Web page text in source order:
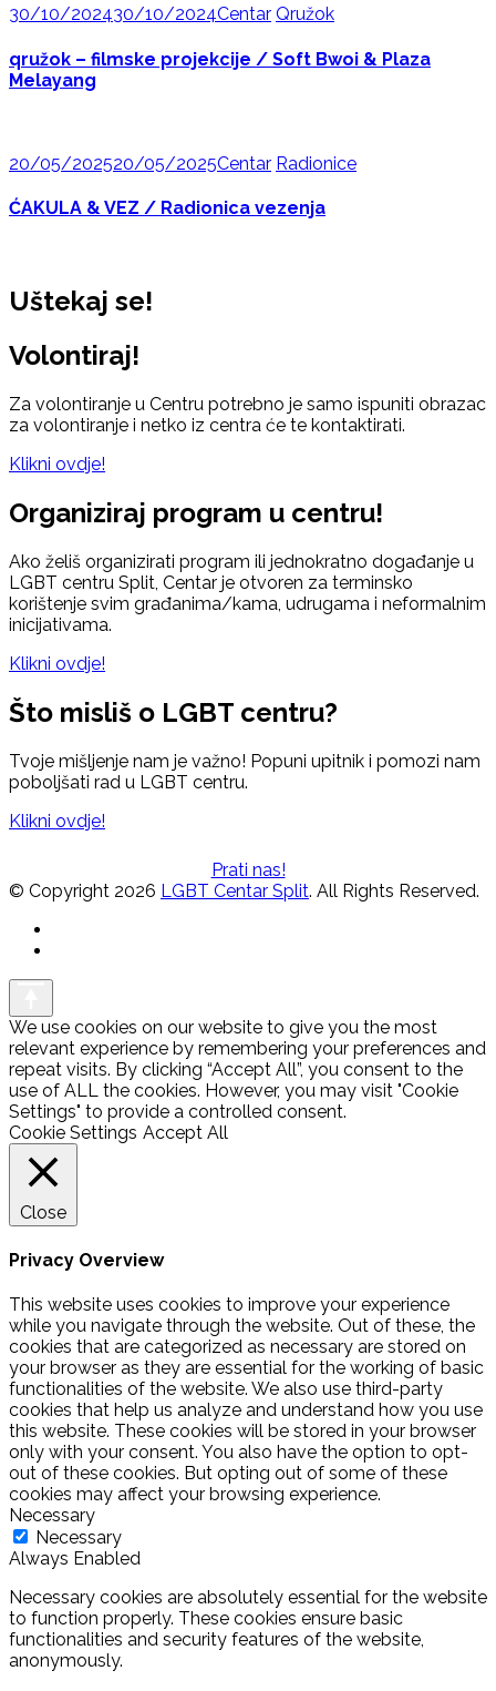
30/10/202430/10/2024Centar Qružok
qružok – filmske projekcije / Soft Bwoi & Plaza
Melayang
20/05/202520/05/2025Centar Radionice
ĆAKULA & VEZ / Radionica vezenja
Uštekaj se!
Volontiraj!
Za volontiranje u Centru potrebno je samo ispuniti obrazac
za volontiranje i netko iz centra će te kontaktirati.
Klikni ovdje!
Organiziraj program u centru!
Ako želiš organizirati program ili jednokratno događanje u
LGBT centru Split, Centar je otvoren za terminsko
korištenje svim građanima/kama, udrugama i neformalnim
inicijativama.
Klikni ovdje!
Što misliš o LGBT centru?
Tvoje mišljenje nam je važno! Popuni upitnik i pomozi nam
poboljšati rad u LGBT centru.
Klikni ovdje!
Prati nas!
© Copyright 2026 LGBT Centar Split. All Rights Reserved.
We use cookies on our website to give you the most
relevant experience by remembering your preferences and
repeat visits. By clicking “Accept All”, you consent to the
use of ALL the cookies. However, you may visit "Cookie
Settings" to provide a controlled consent.
Cookie Settings Accept All
Close
Privacy Overview
This website uses cookies to improve your experience
while you navigate through the website. Out of these, the
cookies that are categorized as necessary are stored on
your browser as they are essential for the working of basic
functionalities of the website. We also use third-party
cookies that help us analyze and understand how you use
this website. These cookies will be stored in your browser
only with your consent. You also have the option to opt-
out of these cookies. But opting out of some of these
cookies may affect your browsing experience.
Necessary
Necessary
Always Enabled
Necessary cookies are absolutely essential for the website
to function properly. These cookies ensure basic
functionalities and security features of the website,
anonymously.